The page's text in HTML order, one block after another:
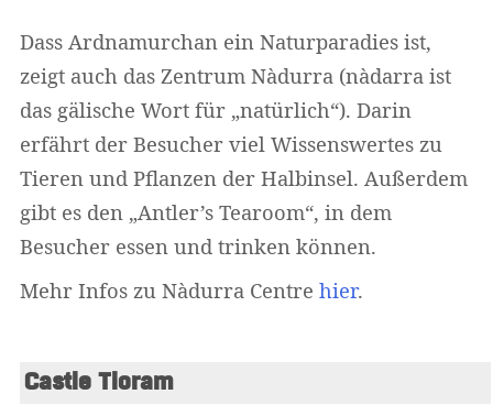
Dass Ardnamurchan ein Naturparadies ist,
zeigt auch das Zentrum Nàdurra (nàdarra ist
das gälische Wort für „natürlich“). Darin
erfährt der Besucher viel Wissenswertes zu
Tieren und Pflanzen der Halbinsel. Außerdem
gibt es den „Antler’s Tearoom“, in dem
Besucher essen und trinken können.
Mehr Infos zu Nàdurra Centre hier.
Castle Tioram